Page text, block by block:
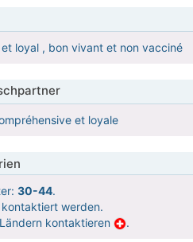
loyal , bon vivant et non vacciné
et loyale
30-44.
werden.
kontaktieren
.